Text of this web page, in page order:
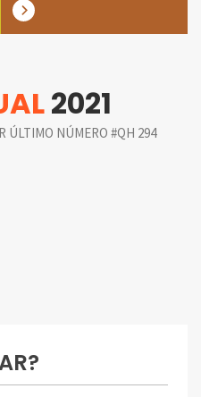
2021
ÚLTIMO NÚMERO #QH 294